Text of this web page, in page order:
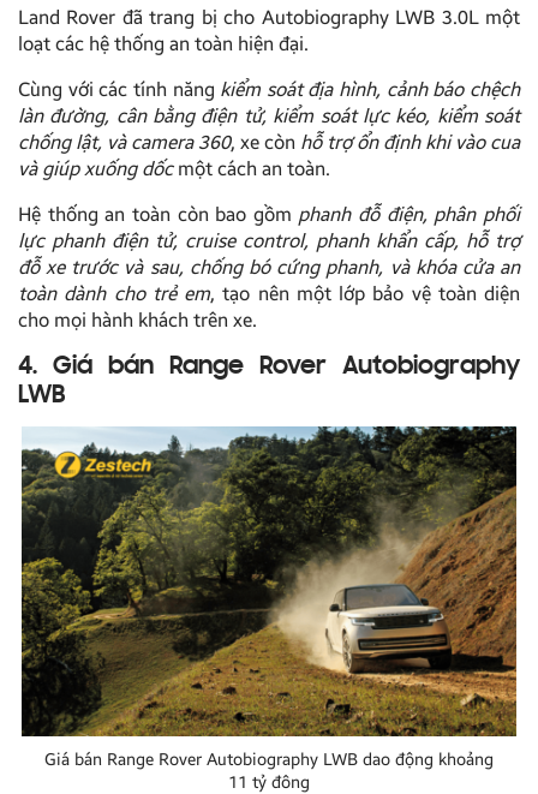
Land Rover đã trang bị cho Autobiography LWB 3.0L một
loạt các hệ thống an toàn hiện đại.
Cùng với các tính năng kiểm soát địa hình, cảnh báo chệch
làn đường, cân bằng điện tử, kiểm soát lực kéo, kiểm soát
chống lật, và camera 360, xe còn hỗ trợ ổn định khi vào cua
và giúp xuống dốcmột cách an toàn.
Hệ thống an toàn còn bao gồm phanh đỗ điện, phân phối
lực phanh điện tử, cruise control, phanh khẩn cấp, hỗ trợ
đỗ xe trước và sau, chống bó cứng phanh, và khóa cửa an
toàn dành cho trẻ em, tạo nên một lớp bảo vệ toàn diện
cho mọi hành khách trên xe.
4. Giá bán Range Rover Autobiography
LWB
Giá bán Range Rover Autobiography LWB dao động khoảng
11 tỷ đông